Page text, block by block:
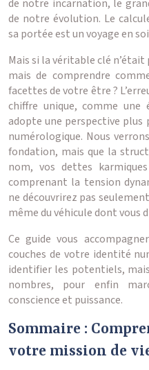
de notre incarnation, le
de notre évolution. Le
sa portée est un voyage en
Mais si la véritable clé
mais de comprendre
facettes de votre être ?
chiffre unique, comme
adopte une perspective plus
numérologique. Nous
fondation, mais que la
nom, vos dettes
comprenant la tension
ne découvrirez pas
même du véhicule dont vous
Ce guide vous
couches de votre identité
identifier les potentiels,
nombres, pour enfin
conscience et puissance.
Sommaire :
votre mission de